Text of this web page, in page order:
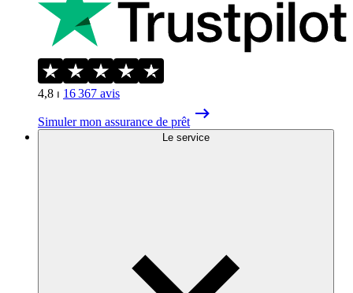
4,8 ⏐ 16 367 avis
Simuler mon assurance de prêt
Le service